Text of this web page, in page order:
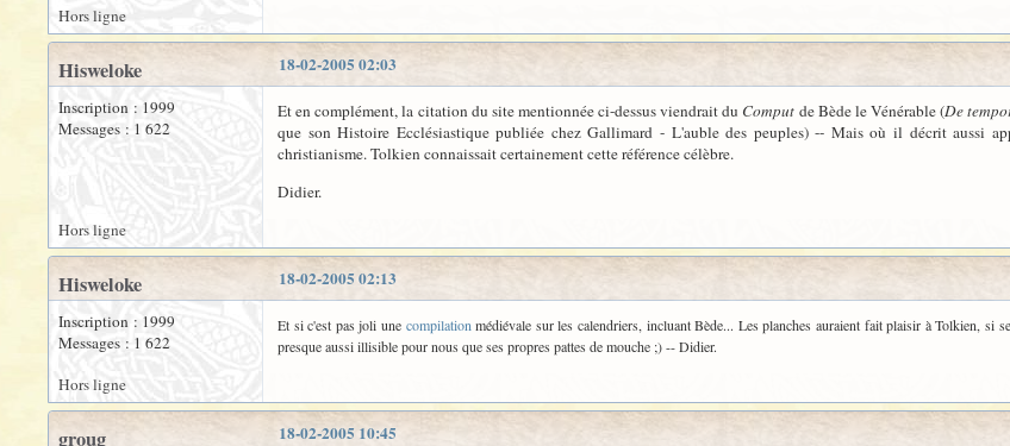
Hors ligne
18-02-2005 02:03
Hisweloke
Inscription : 1999
Messages : 1 622
Et en complément, la citation du site mentionnée ci-dessus viendrait du Comput de Bède le Vénérable (De
que son Histoire Ecclésiastique publiée chez Gallimard - L'auble des peuples) -- Mais où il décrit aussi
christianisme. Tolkien connaissait certainement cette référence célèbre.
Didier.
Hors ligne
18-02-2005 02:13
Hisweloke
Inscription : 1999
Messages : 1 622
Et si c'est pas joli une compilation médiévale sur les calendriers, incluant Bède... Les planches auraient fait plaisir à Tolkien, si
presque aussi illisible pour nous que ses propres pattes de mouche ;) -- Didier.
Hors ligne
18-02-2005 10:45
groug